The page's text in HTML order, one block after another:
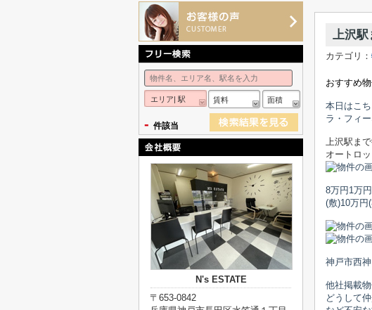
上沢駅
カテゴリ：
おすすめ
本日はこ
ラ・フィ
上沢駅ま
オートロッ
8万円 1万円
(敷)10万円
神戸市西
他社掲載
どうして
エリア| 駅 賃料 面積
- 件該当
N's ESTATE
〒653-0842